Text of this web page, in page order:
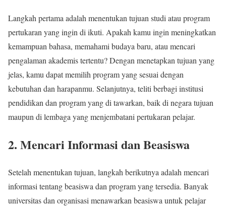
Langkah pertama adalah menentukan tujuan studi atau program
pertukaran yang ingin di ikuti. Apakah kamu ingin meningkatkan
kemampuan bahasa, memahami budaya baru, atau mencari
pengalaman akademis tertentu? Dengan menetapkan tujuan yang
jelas, kamu dapat memilih program yang sesuai dengan
kebutuhan dan harapanmu. Selanjutnya, teliti berbagi institusi
pendidikan dan program yang di tawarkan, baik di negara tujuan
maupun di lembaga yang menjembatani pertukaran pelajar.
2. Mencari Informasi dan Beasiswa
Setelah menentukan tujuan, langkah berikutnya adalah mencari
informasi tentang beasiswa dan program yang tersedia. Banyak
universitas dan organisasi menawarkan beasiswa untuk pelajar